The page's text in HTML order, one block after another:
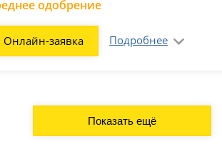
одобрение
Онлайн-заявка Подробнее